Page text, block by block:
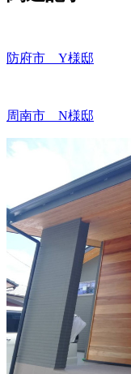
防府市 Y様邸
周南市 N様邸